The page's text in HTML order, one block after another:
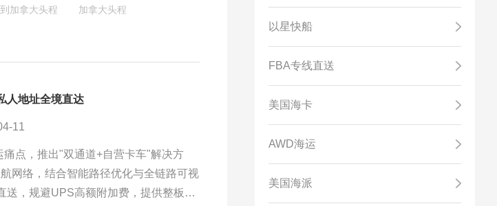
加拿大头程
加拿大头程
人地址全境直达
11
点，推出"双通道+自营卡车"解决方
网络，结合智能路径优化与全链路可视
送，规避UPS高额附加费，提供整板直
以星快船
FBA专线直送
美国海卡
AWD海运
美国海派